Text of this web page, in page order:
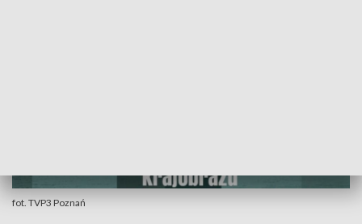
fot. TVP3 Poznań